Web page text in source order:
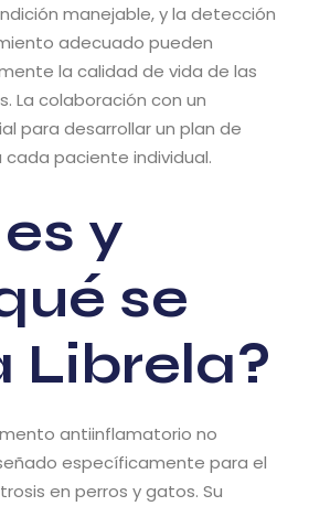
manejable, y la detección
adecuado pueden
la calidad de vida de las
La colaboración con un
para desarrollar un plan de
paciente individual.
y
se
Librela?
antiinflamatorio no
específicamente para el
en perros y gatos. Su